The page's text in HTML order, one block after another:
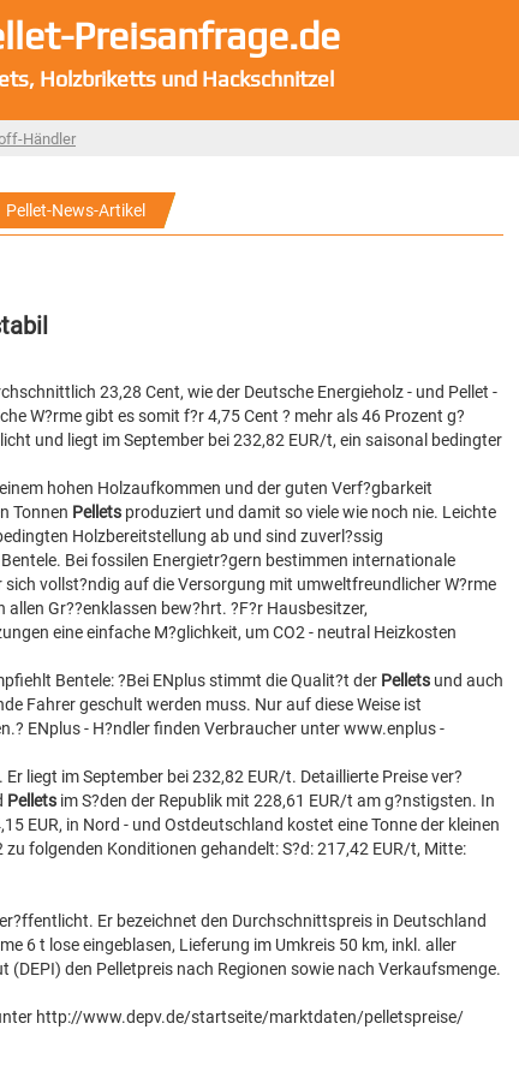
Preisanfrage.de
Holzbriketts und Hackschnitzel
Händler
Pellet-News-Artikel
23,28 Cent, wie der Deutsche Energieholz - und Pellet -
W?rme gibt es somit f?r 4,75 Cent ? mehr als 46 Prozent g?
und liegt im September bei 232,82 EUR/t, ein saisonal bedingter
hohen Holzaufkommen und der guten Verf?gbarkeit
Tonnen Pellets produziert und damit so viele wie noch nie. Leichte
Holzbereitstellung ab und sind zuverl?ssig
Bei fossilen Energietr?gern bestimmen internationale
vollst?ndig auf die Versorgung mit umweltfreundlicher W?rme
Gr??enklassen bew?hrt. ?F?r Hausbesitzer,
eine einfache M?glichkeit, um CO2 - neutral Heizkosten
Bentele: ?Bei ENplus stimmt die Qualit?t der Pellets und auch
Fahrer geschult werden muss. Nur auf diese Weise ist
ENplus - H?ndler finden Verbraucher unter www.enplus -
liegt im September bei 232,82 EUR/t. Detaillierte Preise ver?
Pellets im S?den der Republik mit 228,61 EUR/t am g?nstigsten. In
EUR, in Nord - und Ostdeutschland kostet eine Tonne der kleinen
folgenden Konditionen gehandelt: S?d: 217,42 EUR/t, Mitte:
Er bezeichnet den Durchschnittspreis in Deutschland
6 t lose eingeblasen, Lieferung im Umkreis 50 km, inkl. aller
den Pelletpreis nach Regionen sowie nach Verkaufsmenge.
http://www.depv.de/startseite/marktdaten/pelletspreise/